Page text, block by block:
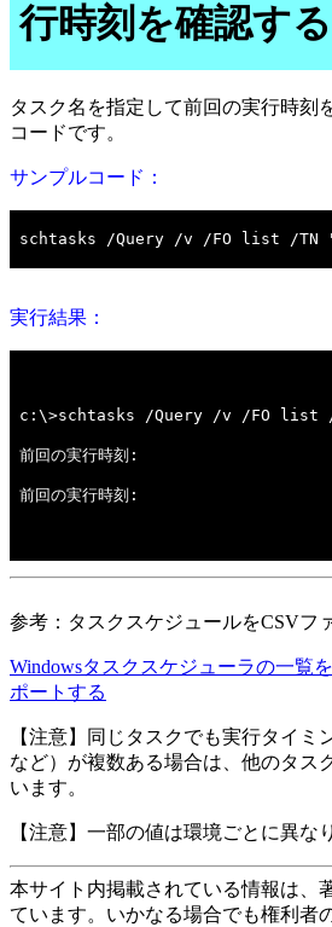
行時刻を確認する
タスク名を指定して前回の実行時刻
コードです。
サンプルコード：
実行結果：
参考：タスクスケジュールをCSVフ
Windowsタスクスケジューラの一覧
ポートする
【注意】同じタスクでも実行タイミ
など）が複数ある場合は、他のタス
います。
【注意】一部の値は環境ごとに異な
本サイト内掲載されている情報は、
ています。いかなる場合でも権利者